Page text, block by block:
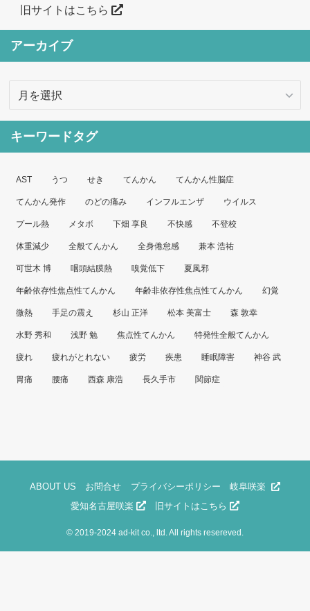
旧サイトはこちら
アーカイブ
カ
イ
キーワードタグ
AST うつ せき てんかん てんかん性脳症
てんかん発作 のどの痛み インフルエンザ ウイルス
プール熱 メタボ 下畑 享良 不快感 不登校
体重減少 全般てんかん 全身倦怠感 兼本 浩祐
可世木 博 咽頭結膜熱 嗅覚低下 夏風邪
年齢依存性焦点性てんかん 年齢非依存性焦点性てんかん 幻覚
微熱 手足の震え 杉山 正洋 松本 美富士 森 敦幸
水野 秀和 浅野 勉 焦点性てんかん 特発性全般てんかん
疲れ 疲れがとれない 疲労 疾患 睡眠障害 神谷 武
胃痛 腰痛 西森 康浩 長久手市 関節症
ABOUT US お問合せ プライバシーポリシー
岐阜咲楽
愛知名古屋咲楽
旧サイトはこちら
© 2019-2024 ad-kit co., ltd. All rights resereved.